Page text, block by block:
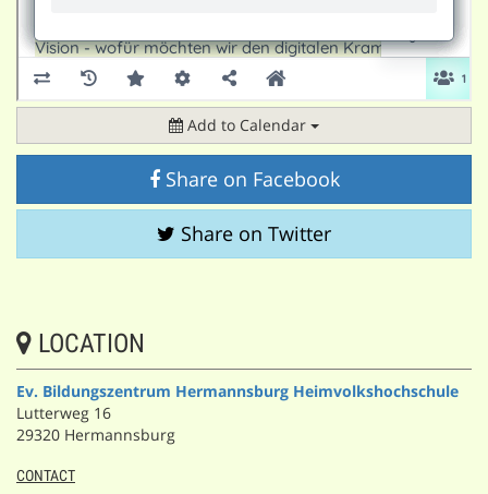
Add to Calendar
Share on Facebook
Share on Twitter
LOCATION
Ev. Bildungszentrum Hermannsburg Heimvolkshochschule
Lutterweg 16
29320 Hermannsburg
CONTACT